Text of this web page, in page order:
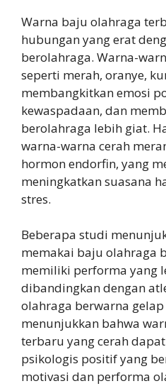
Warna baju olahraga
hubungan yang erat
berolahraga. Warna-
seperti merah, oranye,
membangkitkan emosi
kewaspadaan, dan
berolahraga lebih giat.
warna-warna cerah
hormon endorfin, yang
meningkatkan suasana
stres.
Beberapa studi
memakai baju olahraga
memiliki performa yang
dibandingkan dengan
olahraga berwarna
menunjukkan bahwa
terbaru yang cerah
psikologis positif yang
motivasi dan performa